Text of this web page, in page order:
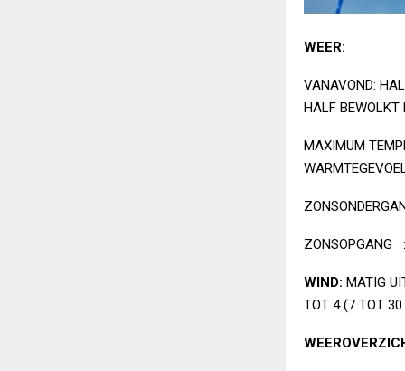
WEER:
VANAVOND:
HALF BEWOLKT
MAXIMUM
ZONSOPGANG
WIND: MATIG
TOT 4 (7 TOT 30